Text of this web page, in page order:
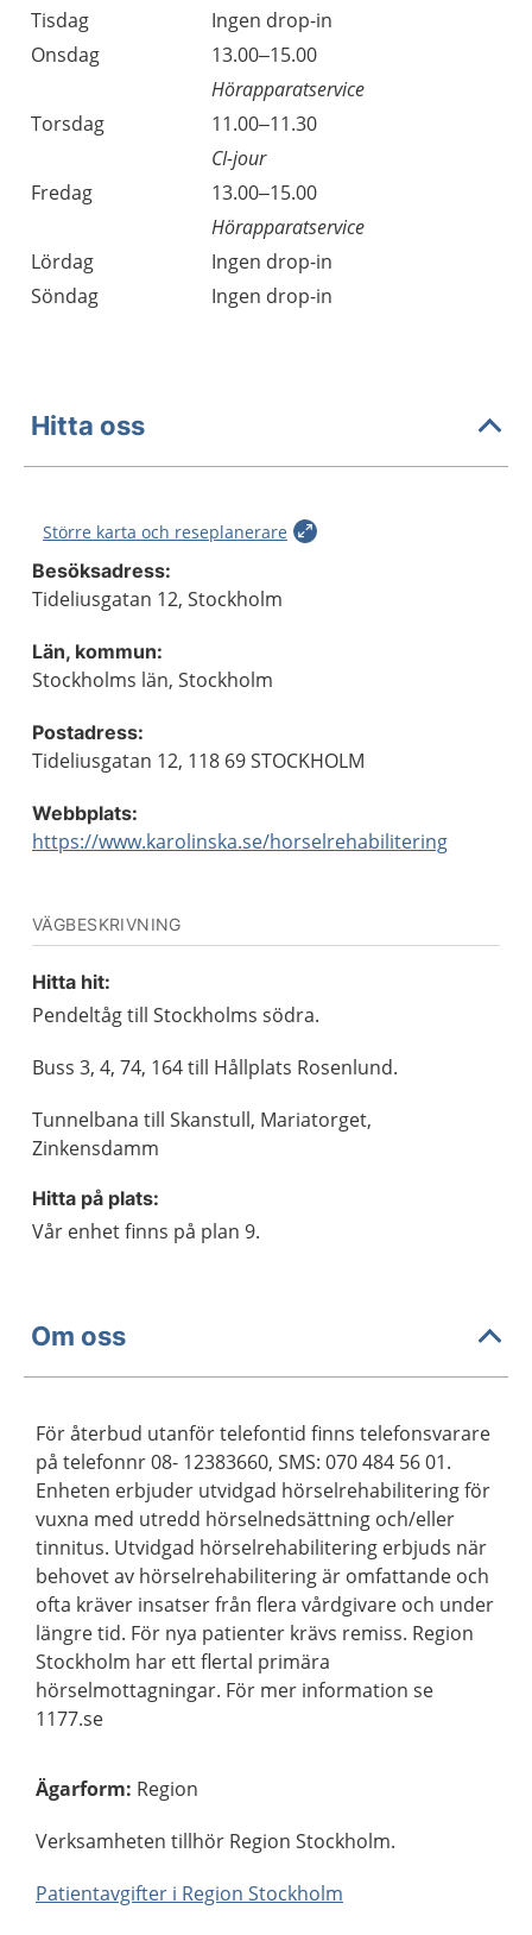
Tisdag
Ingen drop-in
Onsdag
13.00–15.00
Hörapparatservice
Torsdag
11.00–11.30
CI-jour
Fredag
13.00–15.00
Hörapparatservice
Lördag
Ingen drop-in
Söndag
Ingen drop-in
Hitta oss
Större karta och reseplanerare
Besöksadress:
Tideliusgatan 12, Stockholm
Län, kommun:
Stockholms län, Stockholm
Postadress:
Tideliusgatan 12, 118 69 STOCKHOLM
Webbplats:
https://www.karolinska.se/horselrehabilitering
VÄGBESKRIVNING
Hitta hit:
Pendeltåg till Stockholms södra.
Buss 3, 4, 74, 164 till Hållplats Rosenlund.
Tunnelbana till Skanstull, Mariatorget,
Zinkensdamm
Hitta på plats:
Vår enhet finns på plan 9.
Om oss
För återbud utanför telefontid finns telefonsvarare
på telefonnr 08- 12383660, SMS: 070 484 56 01.
Enheten erbjuder utvidgad hörselrehabilitering för
vuxna med utredd hörselnedsättning och/eller
tinnitus. Utvidgad hörselrehabilitering erbjuds när
behovet av hörselrehabilitering är omfattande och
ofta kräver insatser från flera vårdgivare och under
längre tid. För nya patienter krävs remiss. Region
Stockholm har ett flertal primära
hörselmottagningar. För mer information se
1177.se
Ägarform: Region
Verksamheten tillhör Region Stockholm.
Patientavgifter i Region Stockholm